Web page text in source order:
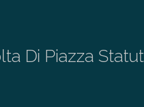
Di Piazza